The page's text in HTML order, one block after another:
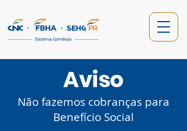
Aviso
Não fazemos cobranças para
Benefício Social